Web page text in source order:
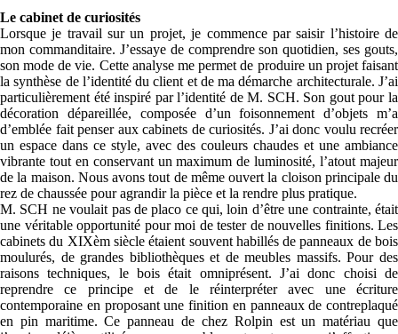
Le cabinet de curiosités
Lorsque je travail sur un projet, je commence par saisir l’histoire de
mon commanditaire. J’essaye de comprendre son quotidien, ses gouts,
son mode de vie. Cette analyse me permet de produire un projet faisant
la synthèse de l’identité du client et de ma démarche architecturale. J’ai
particulièrement été inspiré par l’identité de M. SCH. Son gout pour la
décoration dépareillée, composée d’un foisonnement d’objets m’a
d’emblée fait penser aux cabinets de curiosités. J’ai donc voulu recréer
un espace dans ce style, avec des couleurs chaudes et une ambiance
vibrante tout en conservant un maximum de luminosité, l’atout majeur
de la maison. Nous avons tout de même ouvert la cloison principale du
rez de chaussée pour agrandir la pièce et la rendre plus pratique.
M. SCH ne voulait pas de placo ce qui, loin d’être une contrainte, était
une véritable opportunité pour moi de tester de nouvelles finitions. Les
cabinets du XIXèm siècle étaient souvent habillés de panneaux de bois
moulurés, de grandes bibliothèques et de meubles massifs. Pour des
raisons techniques, le bois était omniprésent. J’ai donc choisi de
reprendre ce principe et de le réinterpréter avec une écriture
contemporaine en proposant une finition en panneaux de contreplaqué
en pin maritime. Ce panneau de chez Rolpin est un matériau que